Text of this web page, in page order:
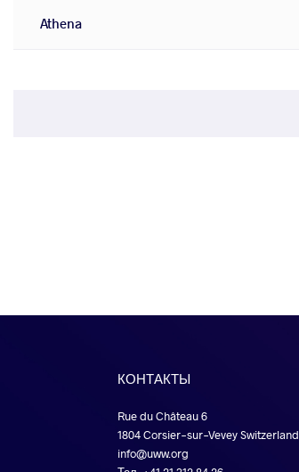
Athena
КОНТАКТЫ
Rue du Château 6
1804 Corsier-sur-Vevey Switzerland
info@uww.org